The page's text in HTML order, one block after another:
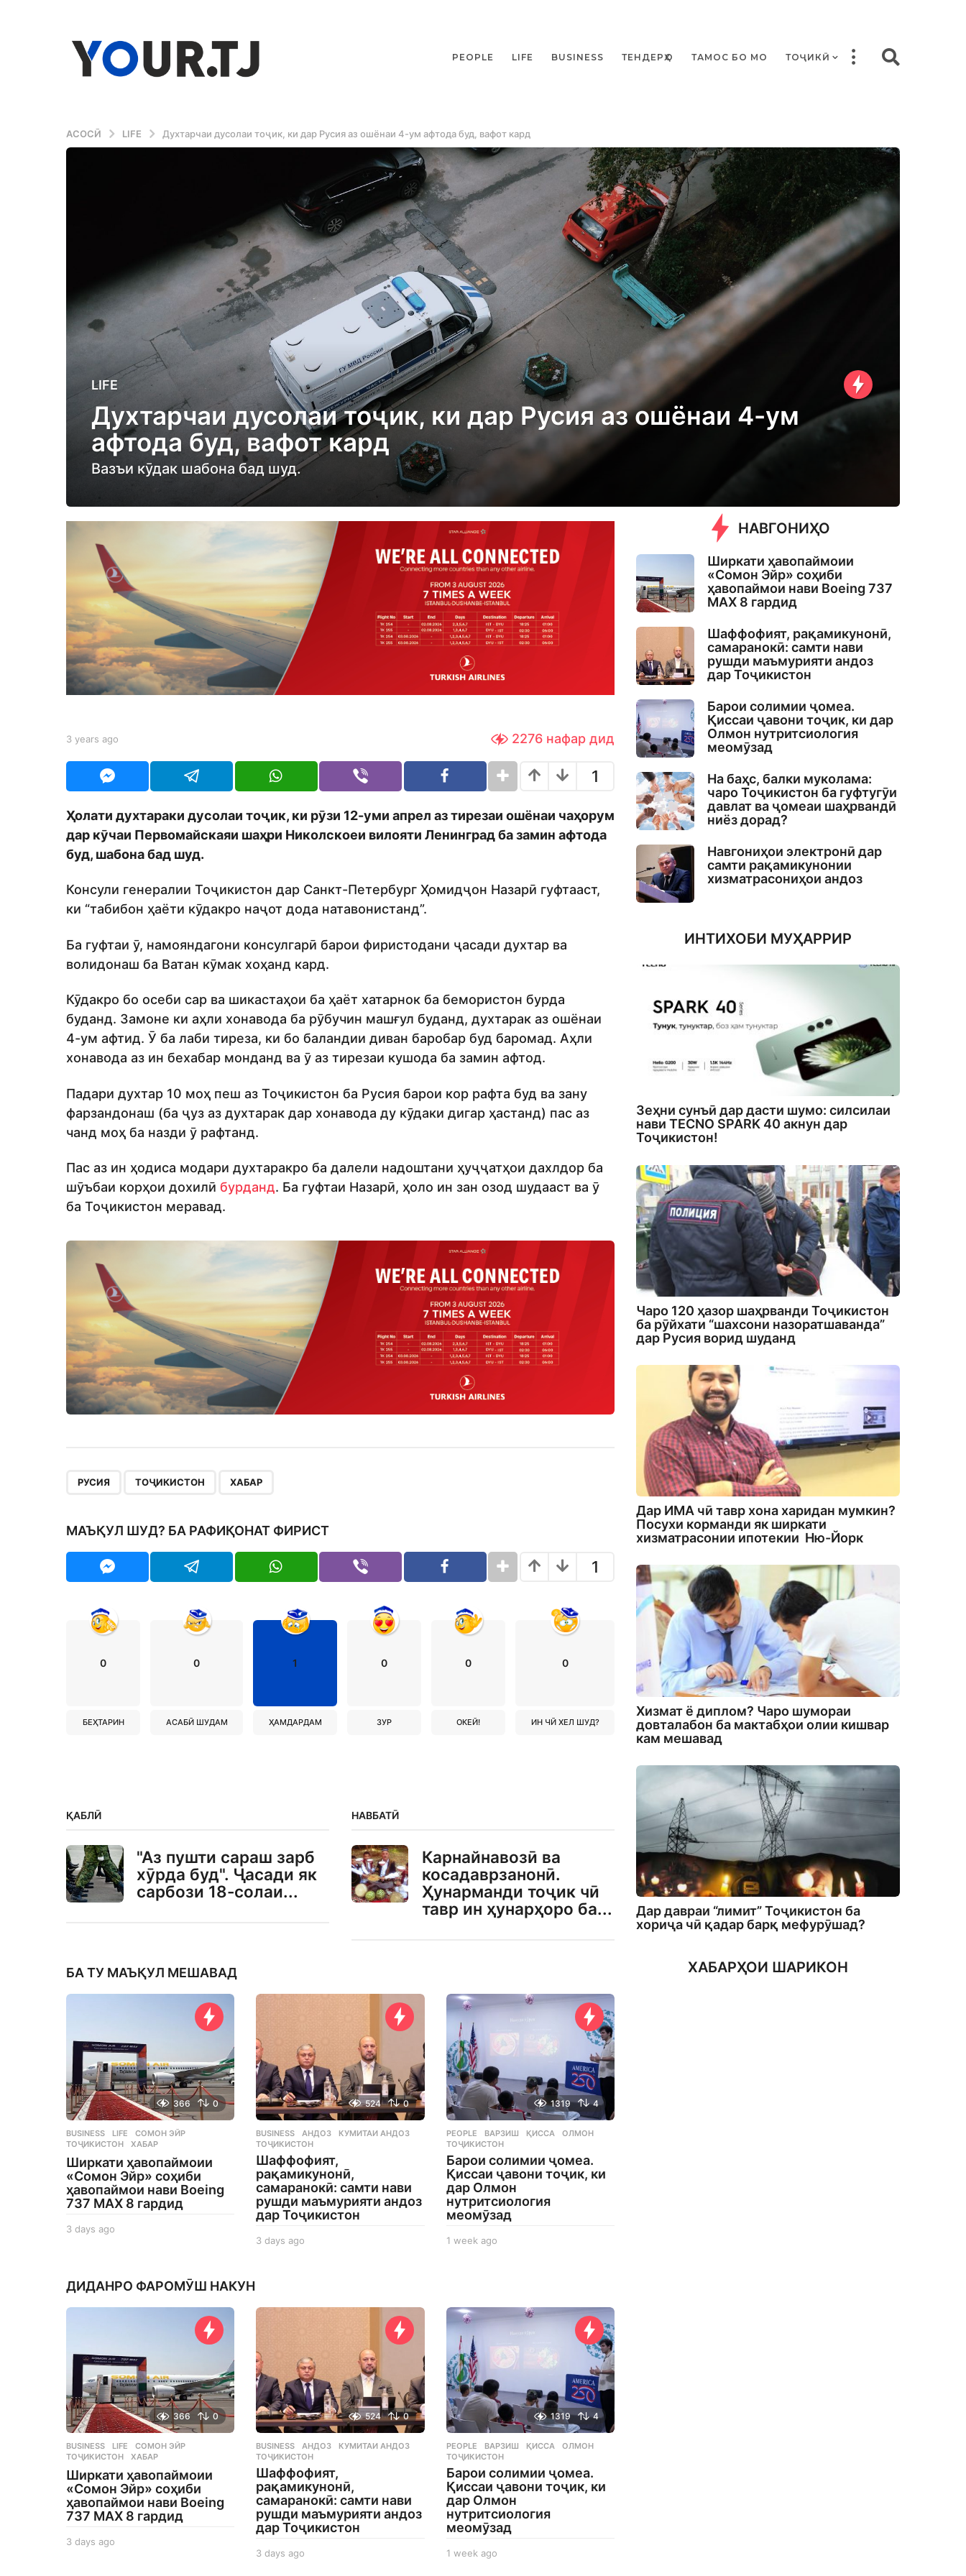
PEOPLE LIFE BUSINESS ТЕНДЕРҲО ТАМОС БО МО ТОҶИКӢ
АСОСӢ LIFE Духтарчаи дусолаи тоҷик, ки дар Русия аз ошёнаи 4-ум афтода буд, вафот кард
3
e
a
s
3
y
a
r
s
a
g
LIFE
Духтарчаи дусолаи тоҷик, ки дар Русия аз ошёнаи 4-ум
афтода буд, вафот кард
Вазъи кӯдак шабона бад шуд.
b
S
o
m
o
n
3 years ago
r
a
g
o
2276 нафар дид
1
Ҳолати духтараки дусолаи тоҷик, ки рӯзи 12-уми апрел аз тирезаи ошёнаи чаҳорум
дар кӯчаи Первомайскаяи шаҳри Николскоеи вилояти Ленинград ба замин афтода
буд, шабона бад шуд.
Консули генералии Тоҷикистон дар Санкт-Петербург Ҳомидҷон Назарӣ гуфтааст,
ки “табибон ҳаёти кӯдакро наҷот дода натавонистанд”.
Ба гуфтаи ӯ, намояндагони консулгарӣ барои фиристодани ҷасади духтар ва
волидонаш ба Ватан кӯмак хоҳанд кард.
Кӯдакро бо осеби сар ва шикастаҳои ба ҳаёт хатарнок ба бемористон бурда
буданд. Замоне ки аҳли хонавода ба рӯбучин машғул буданд, духтарак аз ошёнаи
4-ум афтид. Ӯ ба лаби тиреза, ки бо баландии диван баробар буд баромад. Аҳли
хонавода аз ин бехабар монданд ва ӯ аз тирезаи кушода ба замин афтод.
Падари духтар 10 моҳ пеш аз Тоҷикистон ба Русия барои кор рафта буд ва зану
фарзандонаш (ба ҷуз аз духтарак дар хонавода ду кӯдаки дигар ҳастанд) пас аз
чанд моҳ ба назди ӯ рафтанд.
Пас аз ин ҳодиса модари духтаракро ба далели надоштани ҳуҷҷатҳои дахлдор ба
шӯъбаи корҳои дохилӣ бурданд. Ба гуфтаи Назарӣ, ҳоло ин зан озод шудааст ва ӯ
ба Тоҷикистон меравад.
РУСИЯ ТОҶИКИСТОН ХАБАР
МАЪҚУЛ ШУД? БА РАФИҚОНАТ ФИРИСТ
1
0
БЕҲТАРИН
0
АСАБӢ ШУДАМ
1
ҲАМДАРДАМ
0
ЗУР
0
ОКЕЙ!
0
ИН ЧӢ ХЕЛ ШУД?
ҚАБЛӢ
"Аз пушти сараш зарб
хӯрда буд". Ҷасади як
сарбози 18-солаи...
НАВБАТӢ
Карнайнавозӣ ва
косадаврзанонӣ.
Ҳунарманди тоҷик чӣ
тавр ин ҳунарҳоро ба...
БА ТУ МАЪҚУЛ МЕШАВАД
366 0
BUSINESS ,LIFE СОМОН ЭЙР
ТОҶИКИСТОН
,ХАБАР
Ширкати ҳавопаймоии
«Сомон Эйр» соҳиби
ҳавопаймои нави Boeing
737 MAX 8 гардид
3 days ago
s
g
524 0
BUSINESS АНДОЗ ,КУМИТАИ АНДОЗ
ТОҶИКИСТОН
Шаффофият,
рақамикунонӣ,
самаранокӣ: самти нави
рушди маъмурияти андоз
дар Тоҷикистон
3 days ago
a
1319 4
PEOPLE ВАРЗИШ ,ҚИССА ,ОЛМОН
ТОҶИКИСТОН
Барои солимии ҷомеа.
Қиссаи ҷавони тоҷик, ки
дар Олмон
нутритсиология
меомӯзад
1 week ago
a
g
ДИДАНРО ФАРОМӮШ НАКУН
366 0
BUSINESS ,LIFE СОМОН ЭЙР
ТОҶИКИСТОН
,ХАБАР
Ширкати ҳавопаймоии
«Сомон Эйр» соҳиби
ҳавопаймои нави Boeing
737 MAX 8 гардид
3 days ago
524 0
BUSINESS АНДОЗ ,КУМИТАИ АНДОЗ
ТОҶИКИСТОН
Шаффофият,
рақамикунонӣ,
самаранокӣ: самти нави
рушди маъмурияти андоз
дар Тоҷикистон
3 days ago
1319 4
PEOPLE ВАРЗИШ ,ҚИССА ,ОЛМОН
ТОҶИКИСТОН
Барои солимии ҷомеа.
Қиссаи ҷавони тоҷик, ки
дар Олмон
нутритсиология
меомӯзад
1 week ago
НАВГОНИҲО
Ширкати ҳавопаймоии
«Сомон Эйр» соҳиби
ҳавопаймои нави Boeing 737
MAX 8 гардид
Шаффофият, рақамикунонӣ,
самаранокӣ: самти нави
рушди маъмурияти андоз
дар Тоҷикистон
Барои солимии ҷомеа.
Қиссаи ҷавони тоҷик, ки дар
Олмон нутритсиология
меомӯзад
На баҳс, балки муколама:
чаро Тоҷикистон ба гуфтугӯи
давлат ва ҷомеаи шаҳрвандӣ
ниёз дорад?
Навгониҳои электронӣ дар
самти рақамикунонии
хизматрасониҳои андоз
ИНТИХОБИ МУҲАРРИР
Зеҳни сунъӣ дар дасти шумо: силсилаи
нави TECNO SPARK 40 акнун дар
Тоҷикистон!
Чаро 120 ҳазор шаҳрванди Тоҷикистон
ба рӯйхати “шахсони назоратшаванда”
дар Русия ворид шуданд
Дар ИМА чӣ тавр хона харидан мумкин?
Посухи корманди як ширкати
хизматрасонии ипотекии Ню-Йорк
Хизмат ё диплом? Чаро шумораи
довталабон ба мактабҳои олии кишвар
кам мешавад
Дар давраи “лимит” Тоҷикистон ба
хориҷа чӣ қадар барқ мефурӯшад?
ХАБАРҲОИ ШАРИКОН